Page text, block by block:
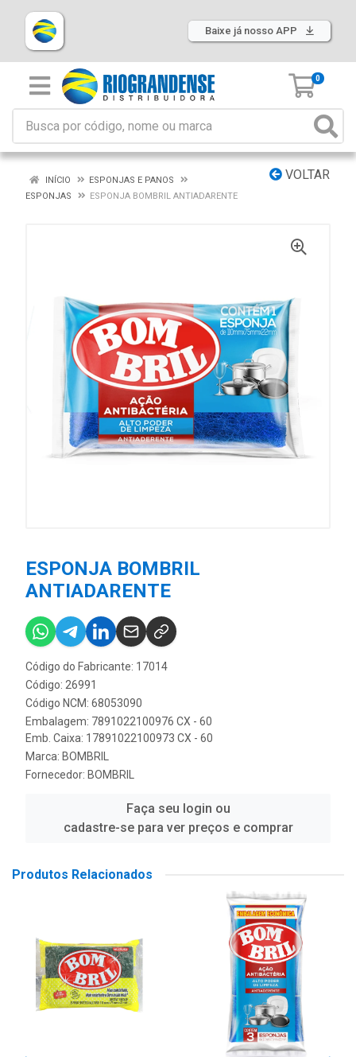
Baixe já nosso APP
0
VOLTAR
INÍCIO
ESPONJAS E PANOS
ESPONJAS
ESPONJA BOMBRIL ANTIADARENTE
ESPONJA BOMBRIL
ANTIADARENTE
Código do Fabricante: 17014
Código: 26991
Código NCM: 68053090
Embalagem: 7891022100976 CX - 60
Emb. Caixa: 17891022100973 CX - 60
Marca: BOMBRIL
Fornecedor: BOMBRIL
Faça seu login ou
cadastre-se para ver preços e comprar
Produtos Relacionados